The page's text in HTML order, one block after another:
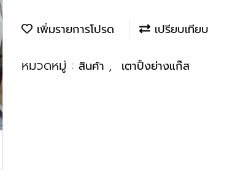
เพิ่มรายการโปรด เปรียบเทียบ
หมวดหมู่ : สินค้า , เตาปิ้งย่างแก๊ส